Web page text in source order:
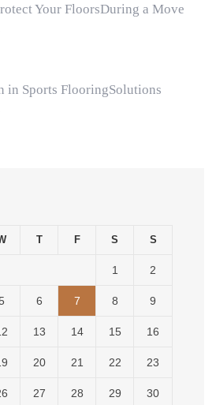
Your FloorsDuring a Move
in Sports FlooringSolutions
T F S S
1 2
6 7 8 9
13 14 15 16
20 21 22 23
27 28 29 30